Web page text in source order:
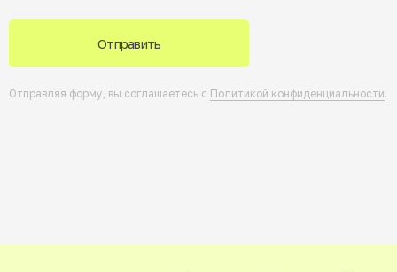
Отправить
Отправляя форму, вы соглашаетесь с Политикой конфиденциальности.